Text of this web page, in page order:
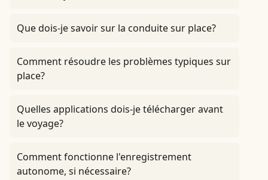
Que dois-je savoir sur la conduite sur place?
Comment résoudre les problèmes typiques sur
place?
Quelles applications dois-je télécharger avant
le voyage?
Comment fonctionne l'enregistrement
autonome, si nécessaire?